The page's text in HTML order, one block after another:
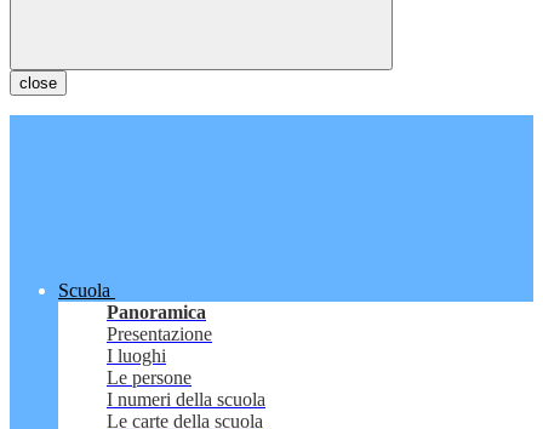
close
Scuola
Panoramica
Presentazione
I luoghi
Le persone
I numeri della scuola
Le carte della scuola